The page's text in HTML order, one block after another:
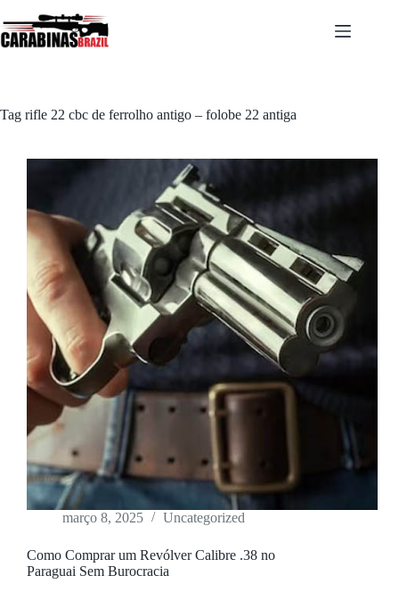
para
o
Tag rifle 22 cbc de ferrolho antigo – folobe 22 antiga
março 8, 2025 Uncategorized
Como Comprar um Revólver Calibre .38 no
Paraguai Sem Burocracia